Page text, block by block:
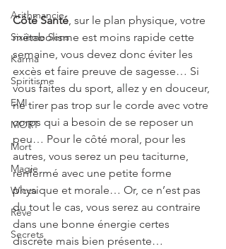
Arithmancie
Sixième Sens
Karma
Spiritisme
EMI
MORT
Mort
Magie
Wicca
Rêve
Secrets
Côté Santé, sur le plan physique, votre
métabolisme est moins rapide cette
semaine, vous devez donc éviter les
excès et faire preuve de sagesse… Si
vous faites du sport, allez y en douceur,
ne tirer pas trop sur le corde avec votre
corps qui a besoin de se reposer un
peu… Pour le côté moral, pour les
autres, vous serez un peu taciturne,
renfermé avec une petite forme
physique et morale… Or, ce n’est pas
du tout le cas, vous serez au contraire
dans une bonne énergie certes
discrète mais bien présente…